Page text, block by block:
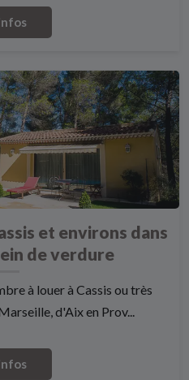
et environs dans
de verdure
à louer à Cassis ou très
d'Aix en Prov...